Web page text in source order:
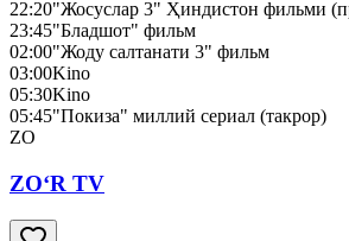
22:20"Жосуслар 3" Ҳиндистон фильми
23:45"Бладшот" фильм
02:00"Жоду салтанати 3" фильм
03:00Kino
05:30Kino
05:45"Покиза" миллий сериал (такрор)
ZO
ZO‘R TV